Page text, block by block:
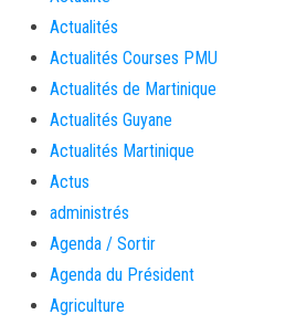
Actualités
Actualités Courses PMU
Actualités de Martinique
Actualités Guyane
Actualités Martinique
Actus
administrés
Agenda / Sortir
Agenda du Président
Agriculture